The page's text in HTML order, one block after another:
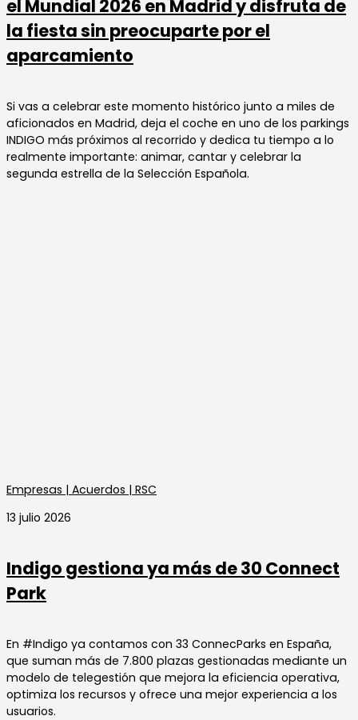
el Mundial 2026 en Madrid y disfruta de
la fiesta sin preocuparte por el
aparcamiento
Si vas a celebrar este momento histórico junto a miles de
aficionados en Madrid, deja el coche en uno de los parkings
INDIGO más próximos al recorrido y dedica tu tiempo a lo
realmente importante: animar, cantar y celebrar la
segunda estrella de la Selección Española.
Empresas | Acuerdos | RSC
13 julio 2026
Indigo gestiona ya más de 30 Connect
Park
En #Indigo ya contamos con 33 ConnecParks en España,
que suman más de 7.800 plazas gestionadas mediante un
modelo de telegestión que mejora la eficiencia operativa,
optimiza los recursos y ofrece una mejor experiencia a los
usuarios.